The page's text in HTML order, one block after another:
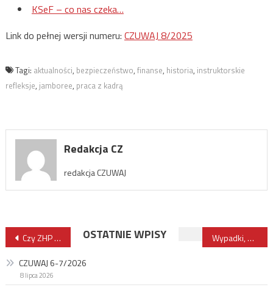
KSeF – co nas czeka…
Link do pełnej wersji numeru: CZUWAJ 8/2025
Tagi: aktualności, bezpieczeństwo, finanse, historia, instruktorskie
refleksje, jamboree, praca z kadrą
Redakcja CZ
redakcja CZUWAJ
Nawigacja
wpisu
Czy ZHP jest gotowy na tę cyfrową rewolucję? Wypadki, błędy i nasza odpowiedzialność
OSTATNIE WPISY
CZUWAJ 6-7/2026
8 lipca 2026